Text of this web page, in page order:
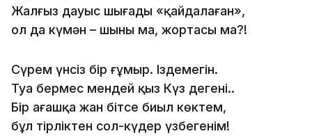
Жалғыз дауыс шығады «қайдалаған»,
ол да күмән – шыны ма, жортасы ма?!
Сүрем үнсіз бір ғұмыр. Іздемегін.
Туа бермес мендей қыз Күз дегенің..
Бір ағашқа жан бітсе биыл көктем,
бұл тірліктен сол-күдер үзбегенім!